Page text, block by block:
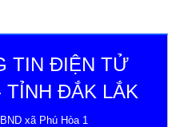
TIN ĐIỆN TỬ
TỈNH ĐẮK LẮK
xã Phú Hòa 1